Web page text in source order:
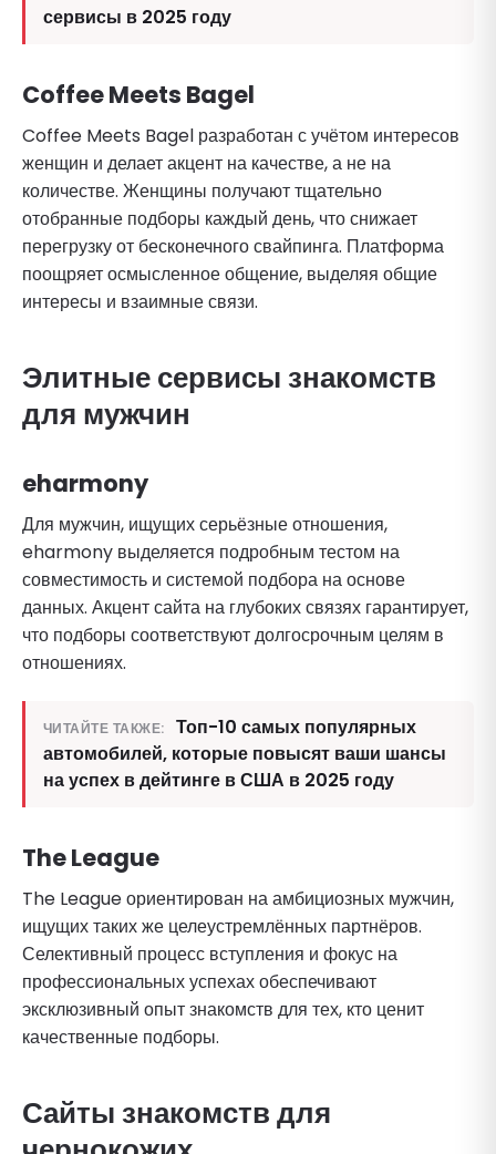
сервисы в 2025 году
Coffee Meets Bagel
Coffee Meets Bagel разработан с учётом интересов
женщин и делает акцент на качестве, а не на
количестве. Женщины получают тщательно
отобранные подборы каждый день, что снижает
перегрузку от бесконечного свайпинга. Платформа
поощряет осмысленное общение, выделяя общие
интересы и взаимные связи.
Элитные сервисы знакомств
для мужчин
eharmony
Для мужчин, ищущих серьёзные отношения,
eharmony выделяется подробным тестом на
совместимость и системой подбора на основе
данных. Акцент сайта на глубоких связях гарантирует,
что подборы соответствуют долгосрочным целям в
отношениях.
ЧИТАЙТЕ ТАКЖЕ:
Топ-10 самых популярных
автомобилей, которые повысят ваши шансы
на успех в дейтинге в США в 2025 году
The League
The League ориентирован на амбициозных мужчин,
ищущих таких же целеустремлённых партнёров.
Селективный процесс вступления и фокус на
профессиональных успехах обеспечивают
эксклюзивный опыт знакомств для тех, кто ценит
качественные подборы.
Сайты знакомств для